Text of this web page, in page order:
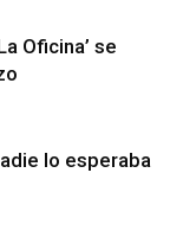
Oficina’ se
lo esperaba